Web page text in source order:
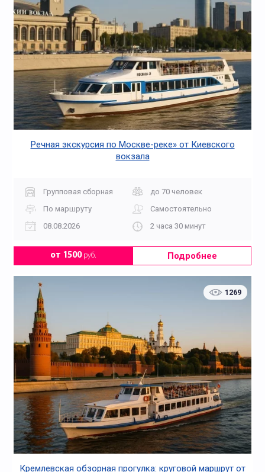
Речная экскурсия по Москве-реке» от Киевского
вокзала
Групповая сборная
до 70 человек
По маршруту
Самостоятельно
08.08.2026
2 часа 30 минут
от 1500руб. Подробнее
1269
Кремлевская обзорная прогулка: круговой маршрут от